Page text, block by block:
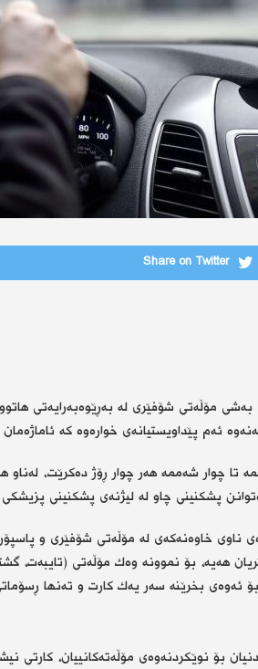
Share on Twitter
مۆڵەتی شۆفێری لە بەڕێوەبەرایەتی
ئەم پێداویستیانەی خوارەوە كە
چوار شەممە هەر چوار ڕۆژ دەكرێت، لەناو
پشكنینی چاو لە لیژنەی پشكنینی
ناوی خاوەنەكەی لە مۆڵەتی شۆفێری و
هەیە، بۆ نموونە وەك مۆڵەتی (تایبەت،
ئەوەی بخرێنە سەر یەك كارت و تەنها
بۆ نوێكردنەوەی مۆڵەتەكانییان، كارتی